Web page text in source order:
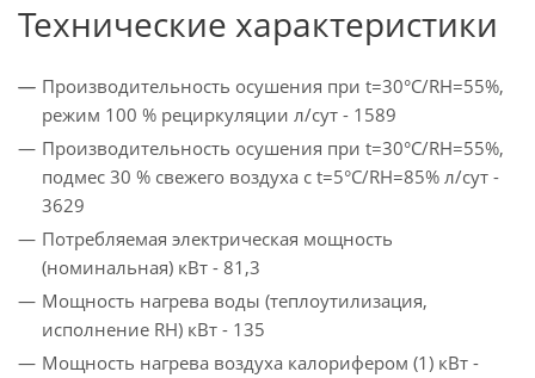
Технические характеристики
Производительность осушения при t=30°C/RH=55%,
режим 100 % рециркуляции л/сут - 1589
Производительность осушения при t=30°C/RH=55%,
подмес 30 % свежего воздуха с t=5°C/RH=85% л/сут -
3629
Потребляемая электрическая мощность
(номинальная) кВт - 81,3
Мощность нагрева воды (теплоутилизация,
исполнение RH) кВт - 135
Мощность нагрева воздуха калорифером (1) кВт -